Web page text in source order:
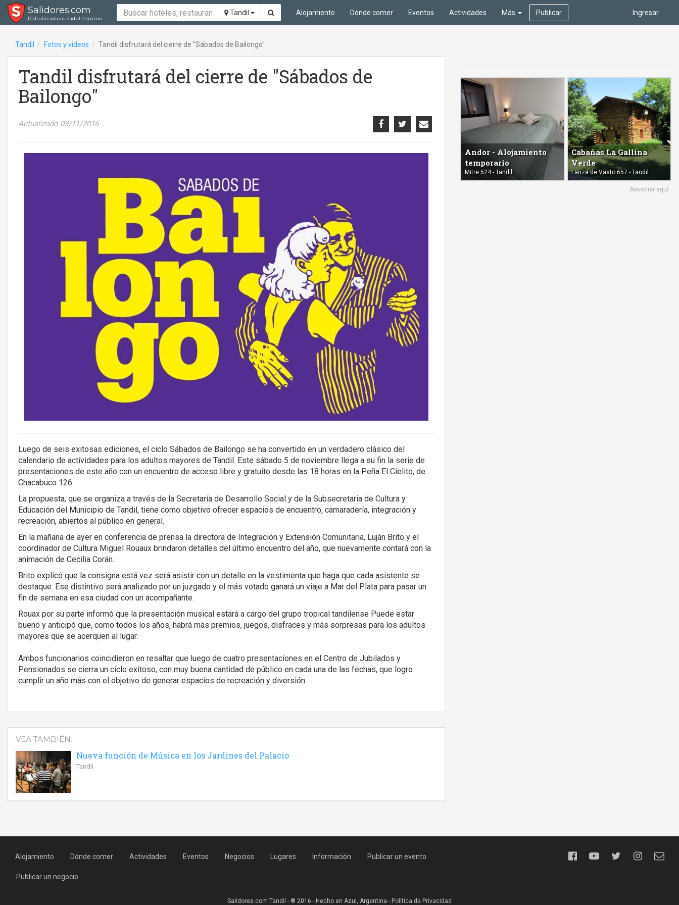
Salidores.com
Disfrutá cada ciudad al máximo
Tandil Ingresar
Alojamiento Dónde comer Eventos Actividades Más Publicar
Tandil Fotos y videos Tandil disfrutará del cierre de "Sábados de Bailongo"
Tandil disfrutará del cierre de "Sábados de
Bailongo"
Actualizado 03/11/2016
Luego de seis exitosas ediciones, el ciclo Sábados de Bailongo se ha convertido en un verdadero clásico del
calendario de actividades para los adultos mayores de Tandil. Este sábado 5 de noviembre llega a su fin la serie de
presentaciones de este año con un encuentro de acceso libre y gratuito desde las 18 horas en la Peña El Cielito, de
Chacabuco 126.
La propuesta, que se organiza a través de la Secretaría de Desarrollo Social y de la Subsecretaria de Cultura y
Educación del Municipio de Tandil, tiene como objetivo ofrecer espacios de encuentro, camaradería, integración y
recreación, abiertos al público en general.
En la mañana de ayer en conferencia de prensa la directora de Integración y Extensión Comunitaria, Luján Brito y el
coordinador de Cultura Miguel Rouaux brindaron detalles del último encuentro del año, que nuevamente contará con la
animación de Cecilia Corán.
Brito explicó que la consigna está vez será asistir con un detalle en la vestimenta que haga que cada asistente se
destaque. Ese distintivo será analizado por un juzgado y el más votado ganará un viaje a Mar del Plata para pasar un
fin de semana en esa ciudad con un acompañante.
Rouax por su parte informó que la presentación musical estará a cargo del grupo tropical tandilense Puede estar
bueno y anticipó que, como todos los años, habrá más premios, juegos, disfraces y más sorpresas para los adultos
mayores que se acerquen al lugar.
Ambos funcionarios coincidieron en resaltar que luego de cuatro presentaciones en el Centro de Jubilados y
Pensionados se cierra un ciclo exitoso, con muy buena cantidad de público en cada una de las fechas, que logro
cumplir un año más con el objetivo de generar espacios de recreación y diversión.
VEA TAMBIÉN..
Nueva función de Música en los Jardines del Palacio
Tandil
Andor - Alojamiento
temporario
Mitre 524 - Tandil
Cabañas La Gallina
Verde
Lanza de Vasto 657 - Tandil
Anunciar aquí
Alojamiento Dónde comer Actividades Eventos Negocios Lugares Información Publicar un evento
Publicar un negocio
Salidores.com Tandil - ® 2016 - Hecho en Azul, Argentina - Política de Privacidad